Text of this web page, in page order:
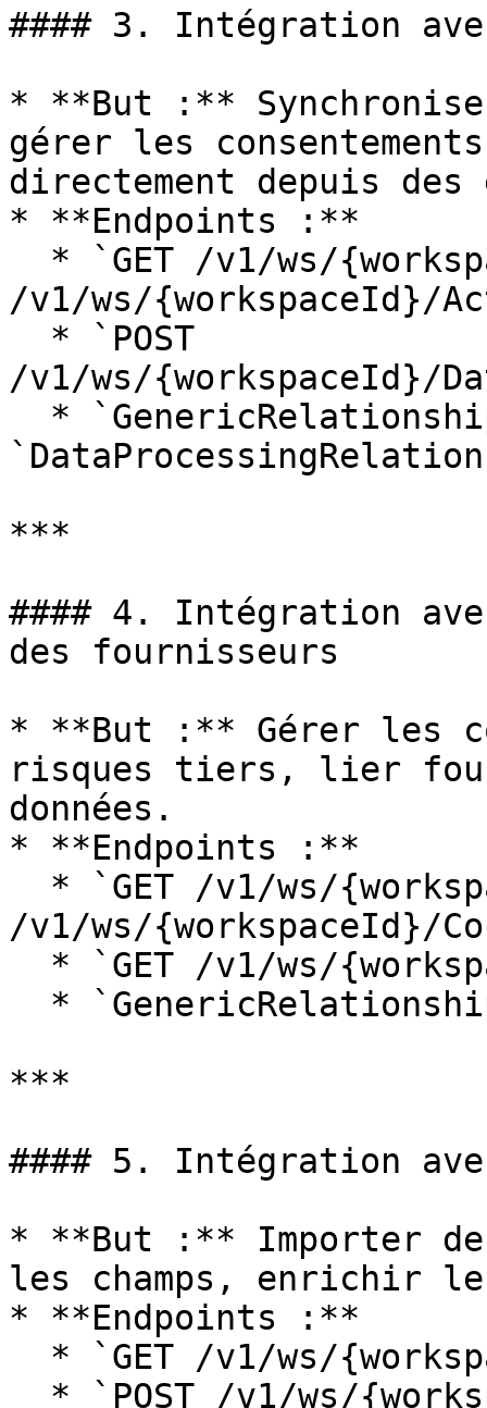
#### 3. Intégration
* **But :**
gérer les
directement depuis des
* **Endpoints :**
/v1/ws/{workspaceId}/
/v1/ws/{workspaceId}/
***
#### 4. Intégration
des fournisseurs
* **But :** Gérer les
risques tiers, lier
données.
* **Endpoints :**
/v1/ws/{workspaceId}/
***
#### 5. Intégration
* **But :** Importer
les champs, enrichir
* **Endpoints :**